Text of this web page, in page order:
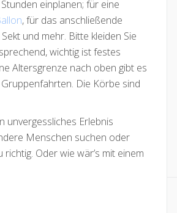
einplanen; für eine
, für das anschließende
und mehr. Bitte kleiden Sie
wichtig ist festes
Altersgrenze nach oben gibt es
Die Körbe sind
unvergessliches Erlebnis
Menschen suchen oder
Oder wie wär’s mit einem